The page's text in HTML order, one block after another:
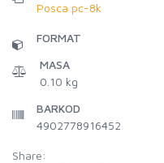
Posca pc-8k
FORMAT
MASA
0.10 kg
BARKOD
4902778916452
Share: